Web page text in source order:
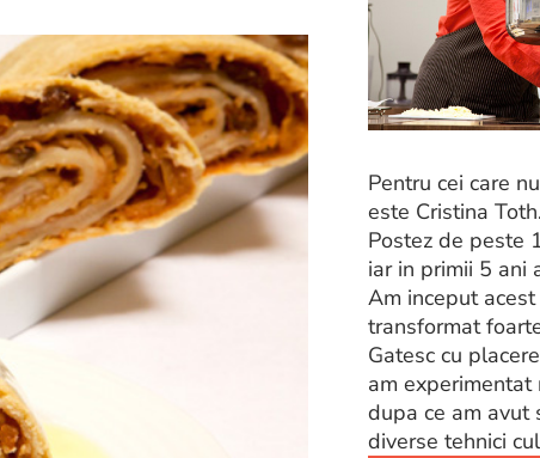
Pentru cei care
este Cristina Toth.
Postez de peste
iar in primii 5 ani
Am inceput
transformat
Gatesc cu
am
dupa ce am avut
diverse tehnici